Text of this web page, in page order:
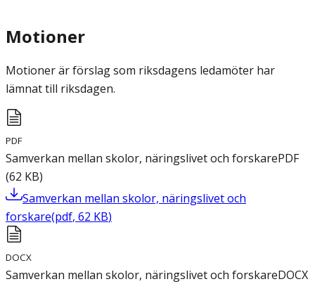
Motioner
Motioner är förslag som riksdagens ledamöter har
lämnat till riksdagen.
PDF
Samverkan mellan skolor, näringslivet och forskarePDF
(62 KB)
Samverkan mellan skolor, näringslivet och
forskare(pdf, 62 KB)
DOCX
Samverkan mellan skolor, näringslivet och forskareDOCX